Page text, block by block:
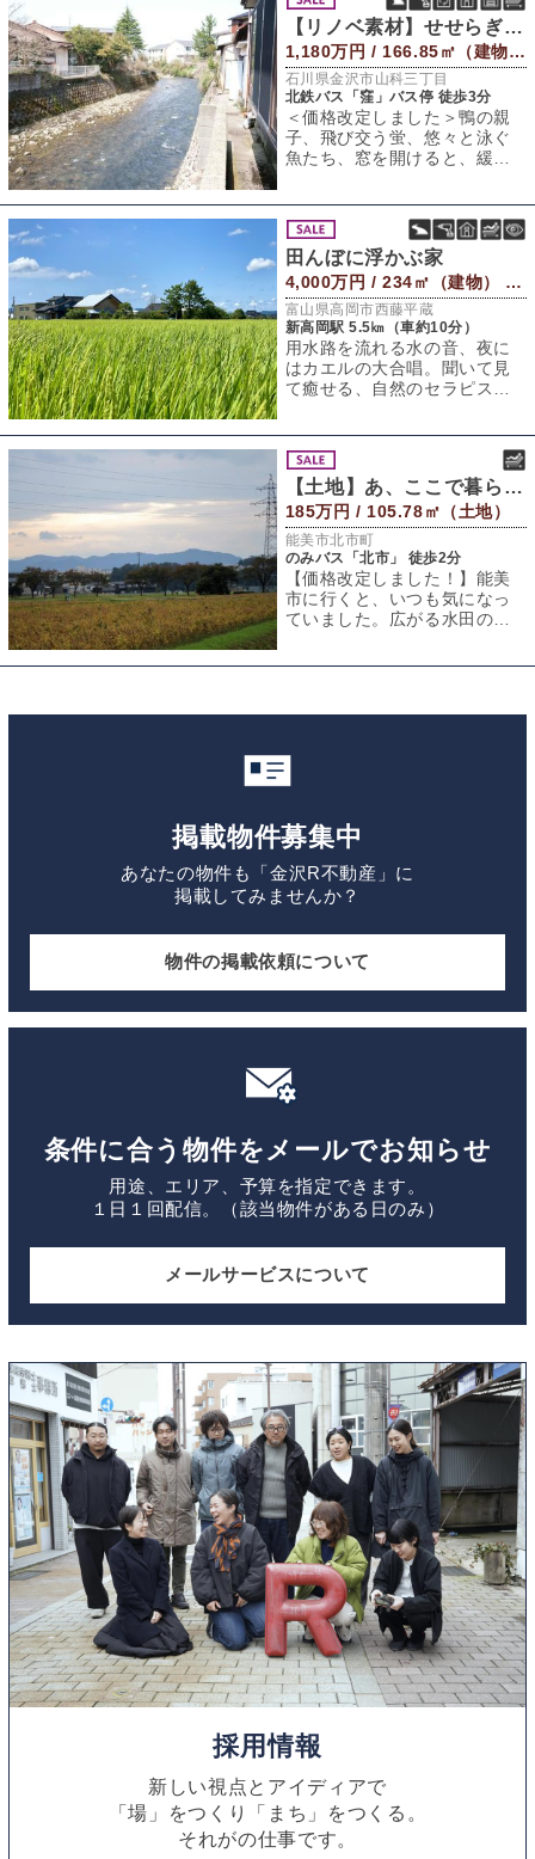
【リノベ素材】せせらぎに魅せられて
1,180万円 / 166.85㎡（建物） 228.29㎡（敷地）
石川県金沢市山科三丁目
北鉄バス「窪」バス停 徒歩3分
＜価格改定しました＞鴨の親
子、飛び交う蛍、悠々と泳ぐ
魚たち、窓を開けると、緩や
田んぼに浮かぶ家
4,000万円 / 234㎡（建物） 1,154㎡（敷地）
富山県高岡市西藤平蔵
新高岡駅 5.5㎞（車約10分）
用水路を流れる水の音、夜に
はカエルの大合唱。聞いて見
て癒せる、自然のセラピスト
【土地】あ、ここで暮らそう。
185万円 / 105.78㎡（土地）
能美市北市町
のみバス「北市」 徒歩2分
【価格改定しました！】能美
市に行くと、いつも気になっ
ていました。広がる水田の間
掲載物件募集中
あなたの物件も「金沢R不動産」に
掲載してみませんか？
物件の掲載依頼について
条件に合う物件をメールでお知らせ
用途、エリア、予算を指定できます。
１日１回配信。（該当物件がある日のみ）
メールサービスについて
採用情報
新しい視点とアイディアで
「場」をつくり「まち」をつくる。
それがの仕事です。